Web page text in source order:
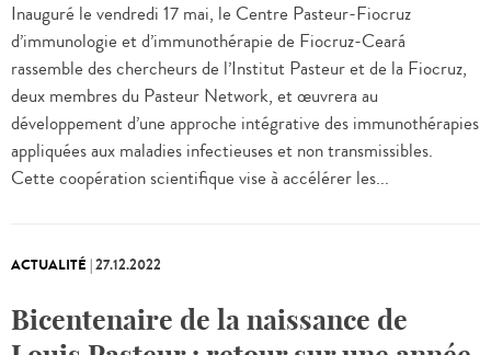
Inauguré le vendredi 17 mai, le Centre Pasteur-Fiocruz
d’immunologie et d’immunothérapie de Fiocruz-Ceará
rassemble des chercheurs de l’Institut Pasteur et de la Fiocruz,
deux membres du Pasteur Network, et œuvrera au
développement d’une approche intégrative des immunothérapies
appliquées aux maladies infectieuses et non transmissibles.
Cette coopération scientifique vise à accélérer les...
ACTUALITÉ |27.12.2022
Bicentenaire de la naissance de